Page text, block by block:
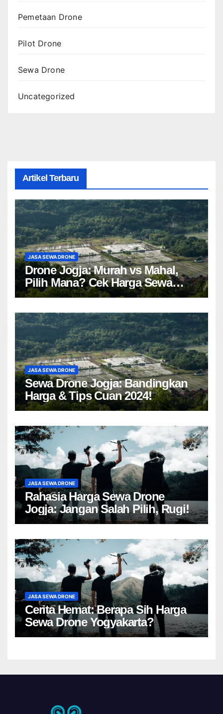
Pemetaan Drone
Pilot Drone
Sewa Drone
Uncategorized
Artikel Terbaru
JASA SEWA DRONE
Drone Jogja: Murah vs Mahal,
Pilih Mana? Cek Harga Sewa
Drone Yogyakarta!
JASA SEWA DRONE
Sewa Drone Jogja: Bandingkan
Harga & Tips Cuan 2024!
JASA SEWA DRONE
Rahasia Harga Sewa Drone
Jogja: Jangan Salah Pilih, Rugi!
JASA SEWA DRONE
Cerita Hemat: Berapa Sih Harga
Sewa Drone Yogyakarta?